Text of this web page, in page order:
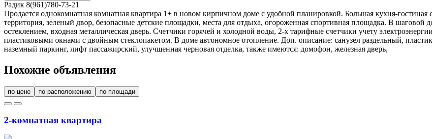
Радик 8(961)780-73-21
Продается однокомнатная комнатная квартира 1+ в новом кирпичном доме с удобной планировкой. Большая кухня-гостиная
территория, зеленый двор, безопасные детские площадки, места для отдыха, огороженная спортивная площадка. В
остеклением, входная металлическая дверь. Счетчики горячей и холодной воды, 2-х тарифные счетчики учету
пластиковыми окнами с двойным стеклопакетом. В доме автономное отопление. Доп. описание: санузел раздельный,
наземный паркинг, лифт пассажирский, улучшенная черновая отделка, также имеются: домофон, железная дверь,
Похожие объявления
по цене по расположению по площади
2-комнатная квартира